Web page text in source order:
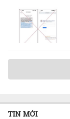
TIN MỚI